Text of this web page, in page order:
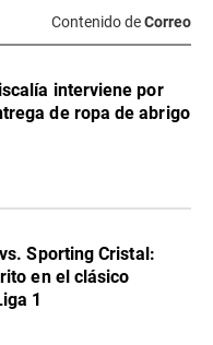
Contenido deCorreo
interviene por
de ropa de abrigo
Sporting Cristal:
en el clásico
1